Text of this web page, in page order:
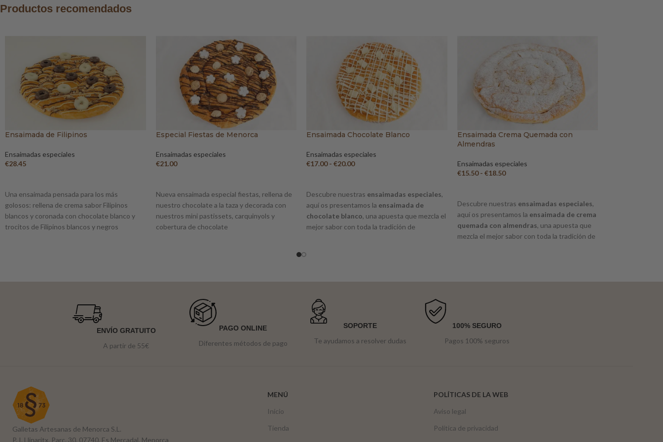
Productos recomendados
Ensaimada de Filipinos
Ensaimadas especiales
€28.45
Una ensaimada pensada para los más
golosos: rellena de crema sabor Filipinos
blancos y coronada con chocolate blanco y
trocitos de Filipinos blancos y negros
Especial Fiestas de Menorca
Ensaimadas especiales
€21.00
Nueva ensaimada especial fiestas, rellena de
nuestro chocolate a la taza y decorada con
nuestros mini pastissets, carquinyols y
cobertura de chocolate
Ensaimada Chocolate Blanco
Ensaimadas especiales
€17.00 - €20.00
Descubre nuestras ensaimadas especiales,
aquí os presentamos la ensaimada de
chocolate blanco, una apuesta que mezcla el
mejor sabor con toda la tradición de
Ensaimada Crema Quemada con
Almendras
Ensaimadas especiales
€15.50 - €18.50
Descubre nuestras ensaimadas especiales,
aquí os presentamos la ensaimada de crema
quemada con almendras, una apuesta que
mezcla el mejor sabor con toda la tradición de
ENVÍO GRATUITO
A partir de 55€
PAGO ONLINE
Diferentes métodos de pago
SOPORTE
Te ayudamos a resolver dudas
100% SEGURO
Pagos 100% seguros
Galletas Artesanas de Menorca S.L.
P. I. Llinaritx, Parc. 30, 07740, Es Mercadal, Menorca
MENÚ
Inicio
Tienda
POLÍTICAS DE LA WEB
Aviso legal
Política de privacidad